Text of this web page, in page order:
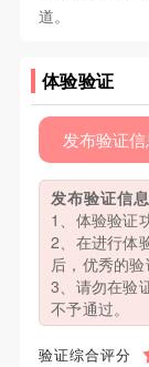
道。
体验验证
发布验证信
发布验证信
1、体验验证
2、在进行体
后，优秀的验
3、请勿在验
不予通过。
验证综合评分